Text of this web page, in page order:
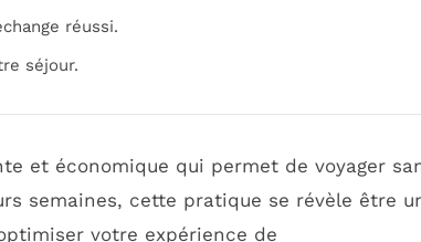
réussi.
séjour.
et économique qui permet de voyager
semaines, cette pratique se révèle être
votre expérience de